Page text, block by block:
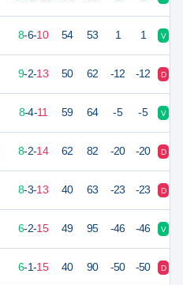
8-6-10 54 53 1 1 V
9-2-13 50 62 -12 -12 D
8-4-11 59 64 -5 -5 V
8-2-14 62 82 -20 -20 D
8-3-13 40 63 -23 -23 D
6-2-15 49 95 -46 -46 V
6-1-15 40 90 -50 -50 D